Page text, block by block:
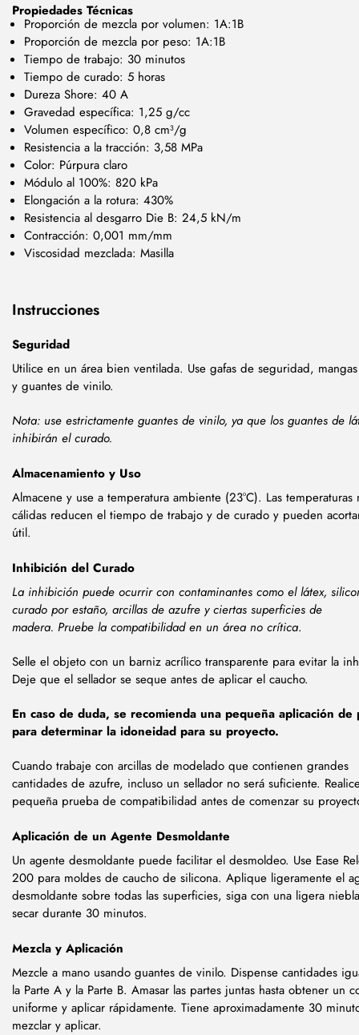
Propiedades Técnicas
Proporción de mezcla por volumen: 1A:1B
Proporción de mezcla por peso: 1A:1B
Tiempo de trabajo: 30 minutos
Tiempo de curado: 5 horas
Dureza Shore: 40 A
Gravedad específica: 1,25 g/cc
Volumen específico: 0,8 cm³/g
Resistencia a la tracción: 3,58 MPa
Color: Púrpura claro
Módulo al 100%: 820 kPa
Elongación a la rotura: 430%
Resistencia al desgarro Die B: 24,5 kN/m
Contracción: 0,001 mm/mm
Viscosidad mezclada: Masilla
Instrucciones
Seguridad
Utilice en un área bien ventilada. Use gafas de seguridad,
y guantes de vinilo.
Nota: use estrictamente guantes de vinilo, ya que los guantes de
inhibirán el curado.
Almacenamiento y Uso
Almacene y use a temperatura ambiente (23°C). Las temperaturas
cálidas reducen el tiempo de trabajo y de curado y pueden
útil.
Inhibición del Curado
La inhibición puede ocurrir con contaminantes como el látex,
curado por estaño, arcillas de azufre y ciertas superficies de
madera. Pruebe la compatibilidad en un área no crítica.
Selle el objeto con un barniz acrílico transparente para evitar la
Deje que el sellador se seque antes de aplicar el caucho.
En caso de duda, se recomienda una pequeña aplicación de
para determinar la idoneidad para su proyecto.
Cuando trabaje con arcillas de modelado que contienen grandes
cantidades de azufre, incluso un sellador no será suficiente.
pequeña prueba de compatibilidad antes de comenzar su
Aplicación de un Agente Desmoldante
Un agente desmoldante puede facilitar el desmoldeo. Use Ease
200 para moldes de caucho de silicona. Aplique ligeramente el
desmoldante sobre todas las superficies, siga con una ligera
secar durante 30 minutos.
Mezcla y Aplicación
Mezcle a mano usando guantes de vinilo. Dispense cantidades
la Parte A y la Parte B. Amasar las partes juntas hasta obtener un
uniforme y aplicar rápidamente. Tiene aproximadamente 30
mezclar y aplicar.